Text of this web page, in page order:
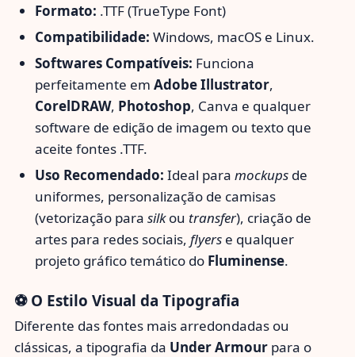
Formato: .TTF (TrueType Font)
Compatibilidade: Windows, macOS e Linux.
Softwares Compatíveis: Funciona
perfeitamente em Adobe Illustrator,
CorelDRAW, Photoshop, Canva e qualquer
software de edição de imagem ou texto que
aceite fontes .TTF.
Uso Recomendado: Ideal para mockupsde
uniformes, personalização de camisas
(vetorização para silkou transfer), criação de
artes para redes sociais, flyerse qualquer
projeto gráfico temático do Fluminense.
⚽ O Estilo Visual da Tipografia
Diferente das fontes mais arredondadas ou
clássicas, a tipografia da Under Armour para o